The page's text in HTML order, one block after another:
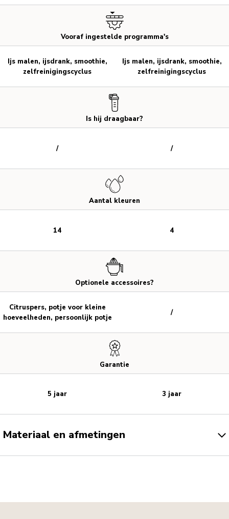
Vooraf ingestelde programma's
Is hij draagbaar?
Aantal kleuren
Optionele accessoires?
Garantie
Ijs malen, ijsdrank, smoothie,
zelfreinigingscyclus
/
14
Citruspers, potje voor kleine
hoeveelheden, persoonlijk potje
5 jaar
Ijs malen, ijsdrank, smoothie,
zelfreinigingscyclus
/
4
/
3 jaar
Materiaal en afmetingen